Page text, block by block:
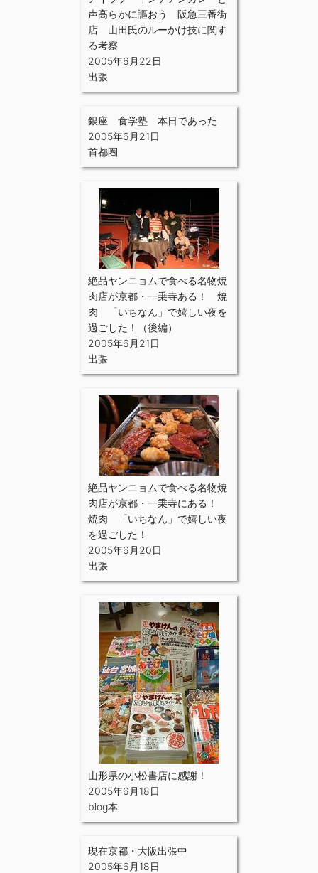
声高らかに謳おう 阪急三番街
店 山田氏のルーかけ技に関す
る考察
2005年6月22日
出張
銀座 食学塾 本日であった
2005年6月21日
首都圏
絶品ヤンニョムで食べる名物焼
肉店が京都・一乗寺ある！ 焼
肉 「いちなん」で嬉しい夜を
過ごした！（後編）
2005年6月21日
出張
絶品ヤンニョムで食べる名物焼
肉店が京都・一乗寺にある！
焼肉 「いちなん」で嬉しい夜
を過ごした！
2005年6月20日
出張
山形県の小松書店に感謝！
2005年6月18日
blog本
現在京都・大阪出張中
2005年6月18日